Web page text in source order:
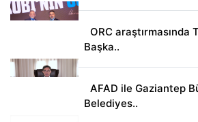
ORC araştırmasında
Başka..
AFAD ile Gaziantep
Belediyes..